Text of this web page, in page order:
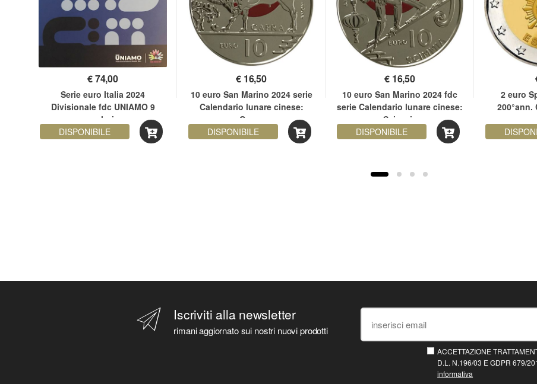
€74,00
Serie euro Italia 2024
Divisionale fdc UNIAMO 9
valori
DISPONIBILE
€ 16,50
10 euro San Marino 2024 serie
Calendario lunare cinese:
Capra
DISPONIBILE
€ 16,50
10 euro San Marino 2024 fdc
serie Calendario lunare cinese:
Scimmia
DISPONIBILE
2 euro
Iscriviti alla newsletter
rimani aggiornato sui nostri nuovi prodotti
ACCETTAZIONE
D.L. N.196/03 E GDPR 679/
informativa